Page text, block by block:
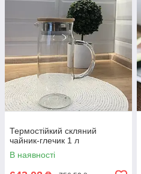
Термостійкий скляний
чайник-глечик 1 л
В наявності